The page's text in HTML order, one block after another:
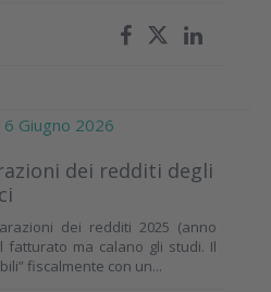
Giugno 2026
dei redditi degli
dei redditi 2025 (anno
fatturato ma calano gli studi. Il
fiscalmente con un...